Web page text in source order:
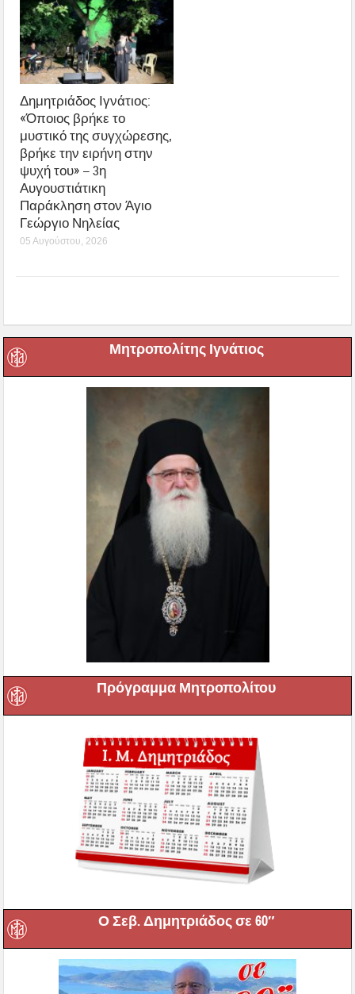
Δημητριάδος Ιγνάτιος:
«Όποιος βρήκε το
μυστικό της συγχώρεσης,
βρήκε την ειρήνη στην
ψυχή του» – 3η
Αυγουστιάτικη
Παράκληση στον Άγιο
Γεώργιο Νηλείας
05 Αυγούστου, 2026
Μητροπολίτης Ιγνάτιος
Πρόγραμμα Μητροπολίτου
Ο Σεβ. Δημητριάδος σε 60″